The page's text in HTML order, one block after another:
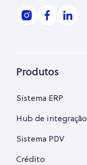
Produtos
Sistema ERP
Hub de integração
Sistema PDV
Crédito